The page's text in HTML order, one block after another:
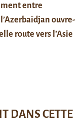
entre
ouvre-
route vers l’Asie
DANS CETTE